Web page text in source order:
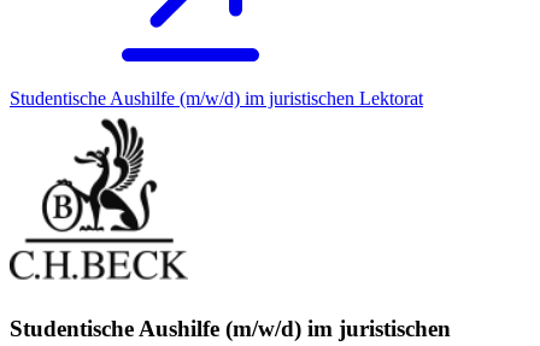
Studentische Aushilfe (m/w/d) im juristischen Lektorat
Studentische Aushilfe (m/w/d) im juristischen